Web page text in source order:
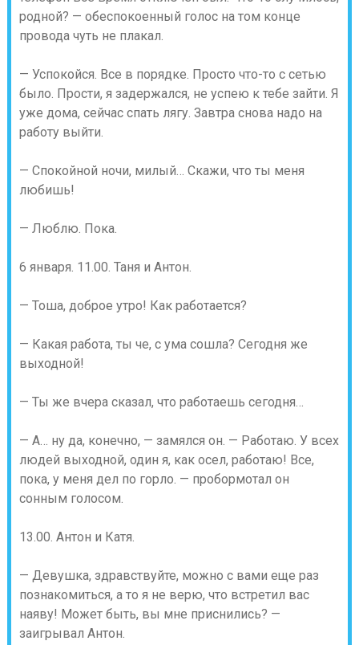
родной? — обеспокоенный голос на том конце
провода чуть не плакал.
— Успокойся. Все в порядке. Просто что-то с сетью
было. Прости, я задержался, не успею к тебе зайти. Я
уже дома, сейчас спать лягу. Завтра снова надо на
работу выйти.
— Спокойной ночи, милый… Скажи, что ты меня
любишь!
— Люблю. Пока.
6 января. 11.00. Таня и Антон.
— Тоша, доброе утро! Как работается?
— Какая работа, ты че, с ума сошла? Сегодня же
выходной!
— Ты же вчера сказал, что работаешь сегодня…
— А… ну да, конечно, — замялся он. — Работаю. У всех
людей выходной, один я, как осел, работаю! Все,
пока, у меня дел по горло. — пробормотал он
сонным голосом.
13.00. Антон и Катя.
— Девушка, здравствуйте, можно с вами еще раз
познакомиться, а то я не верю, что встретил вас
наяву! Может быть, вы мне приснились? —
заигрывал Антон.